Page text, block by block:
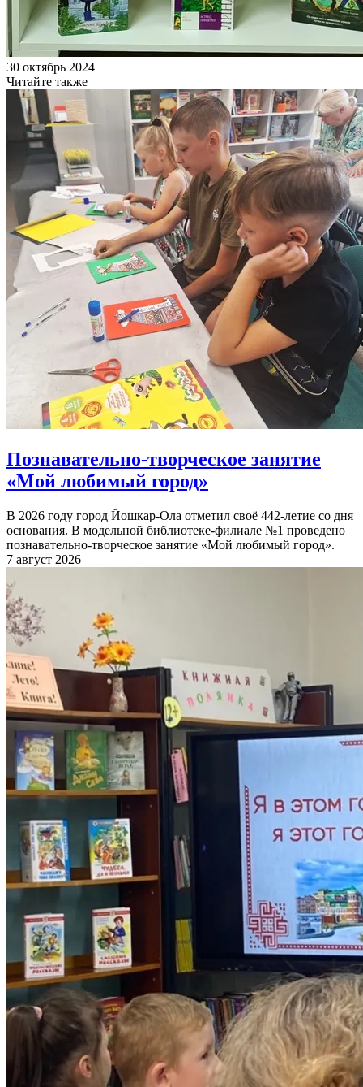
30 октябрь 2024
Читайте также
Познавательно-творческое занятие
«Мой любимый город»
В 2026 году город Йошкар-Ола отметил своё 442-летие со дня
основания. В модельной библиотеке-филиале №1 проведено
познавательно-творческое занятие «Мой любимый город».
7 август 2026